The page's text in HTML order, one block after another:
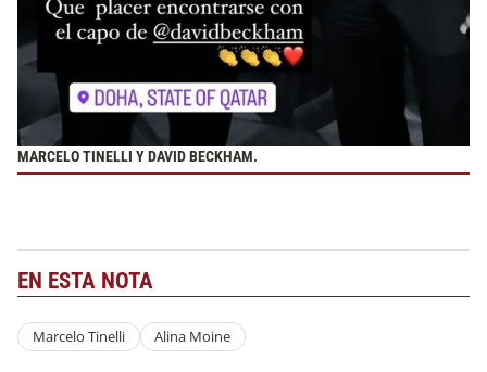
MARCELO TINELLI Y DAVID BECKHAM.
EN ESTA NOTA
Marcelo Tinelli Alina Moine